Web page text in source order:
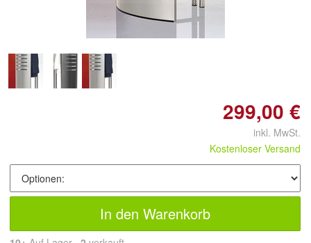
299,00 €
inkl. MwSt.
Kostenloser Versand
In den Warenkorb